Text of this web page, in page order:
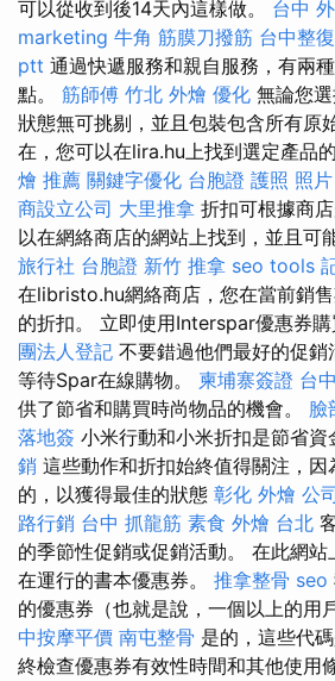
可以從收到後14天內這樣做。 台中
marketing 牛角 筋膜刀撥筋 台中整
ptt 通過快遞服務和親自服務，有兩
點。 筋師傅 竹北 外燴 優化 無論您
狀態無可挑剔，並且包裝包含所有原
在，您可以在lira.hu上找到選定產品
燴 推薦 關鍵字優化 台胞證 護照 照片
商設立公司 大里推拿 折扣可根據商
以在網絡商店的網站上找到，並且可
旅行社 台胞證 新竹 推拿 seo tools
在libristo.hu網絡商店，您在當前銷
的折扣。 立即使用Interspar優惠券購
團法人登記 不要錯過他們最好的促
等待Spar在線購物。 柬埔寨簽證 台
供了節省和購買時尚物品的機會。 臉
落地簽 小米行動和小米折扣是節省資
銷 這些動作和折扣始終值得關注，因
的，以獲得最佳的狀態 彰化 外燴 公
路行銷 台中 抓龍筋 素食 外燴 台北
的季節性促銷或促銷活動。 在此網
在運行的書本優惠券。 推拿整骨 seo
的優惠券（也就是說，一個以上的用
中按摩平價 南屯整骨 是的，這些代
終檢查優惠券有效性時間和其他使用